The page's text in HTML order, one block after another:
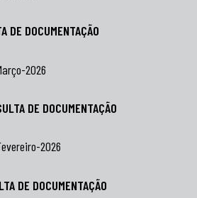
DE DOCUMENTAÇÃO
2026
DE DOCUMENTAÇÃO
2026
DE DOCUMENTAÇÃO